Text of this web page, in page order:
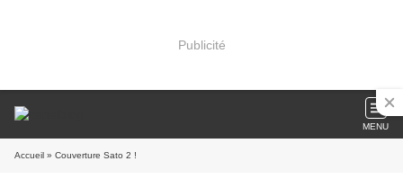
Publicité
MENU
Accueil » Couverture Sato 2 !